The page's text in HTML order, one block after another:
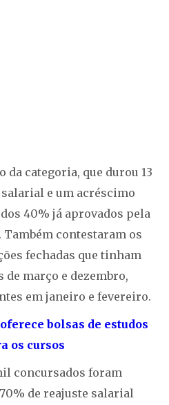
categoria, que durou 13
e um acréscimo
40% já aprovados pela
contestaram os
fechadas que tinham
de março e dezembro,
em janeiro e fevereiro.
bolsas de estudos
os cursos
concursados foram
de reajuste salarial